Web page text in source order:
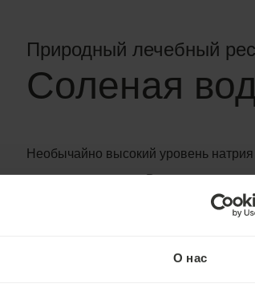
О нас
Природный лечебный
Соленая
Необычайно высокий уровень
напряжение с тела. Вам даже не
расслабиться и лежать на воде.
воды поддерживает температуру на
градусов Цельсия, прогреваясь до